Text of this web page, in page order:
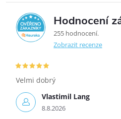
5,0 Hodnocení
255 hodnocení
Zobrazit recenze
Vlastimil Lang
8.8.2026
Velmi dobrý